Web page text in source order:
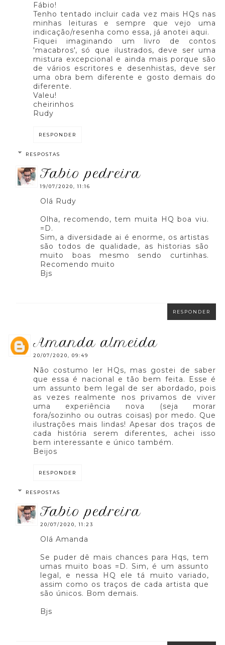
Fábio!
Tenho tentado incluir cada vez mais HQs nas
minhas leituras e sempre que vejo uma
indicação/resenha como essa, já anotei aqui.
Fiquei imaginando um livro de contos
'macabros', só que ilustrados, deve ser uma
mistura excepcional e ainda mais porque são
de vários escritores e desenhistas, deve ser
uma obra bem diferente e gosto demais do
diferente.
Valeu!
cheirinhos
Rudy
RESPONDER
RESPOSTAS
fabio pedreira
19/07/2020, 11:16
Olá Rudy
Olha, recomendo, tem muita HQ boa viu.
=D.
Sim, a diversidade ai é enorme, os artistas
são todos de qualidade, as historias são
muito boas mesmo sendo curtinhas.
Recomendo muito
Bjs
RESPONDER
amanda almeida
20/07/2020, 09:49
Não costumo ler HQs, mas gostei de saber
que essa é nacional e tão bem feita. Esse é
um assunto bem legal de ser abordado, pois
as vezes realmente nos privamos de viver
uma experiência nova (seja morar
fora/sozinho ou outras coisas) por medo. Que
ilustrações mais lindas! Apesar dos traços de
cada história serem diferentes, achei isso
bem interessante e único também.
Beijos
RESPONDER
RESPOSTAS
fabio pedreira
20/07/2020, 11:23
Olá Amanda
Se puder dê mais chances para Hqs, tem
umas muito boas =D. Sim, é um assunto
legal, e nessa HQ ele tá muito variado,
assim como os traços de cada artista que
são únicos. Bom demais.
Bjs